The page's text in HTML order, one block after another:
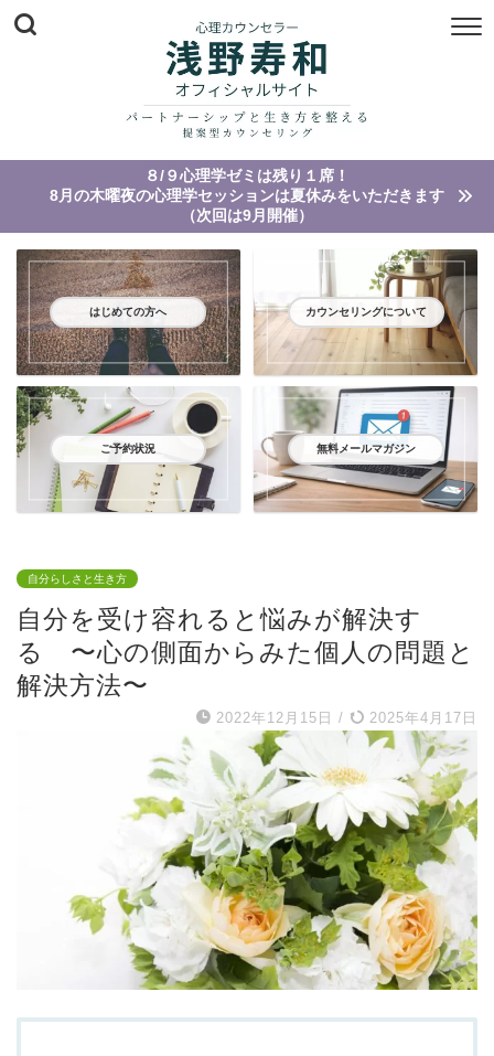
８/９心理学ゼミは残り１席！
8月の木曜夜の心理学セッションは夏休みをいただきます
（次回は9月開催）
はじめての方へ カウンセリングについて
ご予約状況 無料メールマガジン
自分らしさと生き方
自分を受け容れると悩みが解決す
る 〜心の側面からみた個人の問題と
解決方法〜
2022年12月15日 / 2025年4月17日